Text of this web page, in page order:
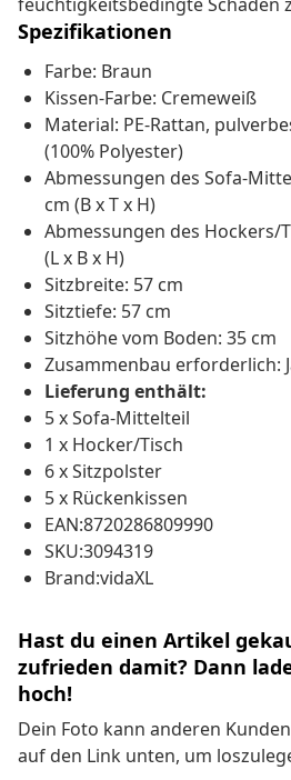
Spezifikationen
Farbe: Braun
Kissen-Farbe: Cremeweiß
Material: PE-Rattan,
(100% Polyester)
Abmessungen des Sofa-
cm (B x T x H)
Abmessungen des Hockers/
(L x B x H)
Sitzbreite: 57 cm
Sitztiefe: 57 cm
Sitzhöhe vom Boden: 35 cm
Zusammenbau erforderlich:
Lieferung enthält:
5 x Sofa-Mittelteil
1 x Hocker/Tisch
6 x Sitzpolster
5 x Rückenkissen
EAN:8720286809990
SKU:3094319
Brand:vidaXL
Hast du einen Artikel
zufrieden damit? Dann
hoch!
Dein Foto kann anderen
auf den Link unten, um